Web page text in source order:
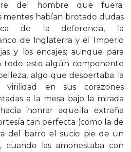
del hombre que fuera;
mentes habían brotado dudas
de la deferencia, la
de Inglaterra y el Imperio
y los encajes; aunque para
todo esto algún componente
algo que despertaba la
en sus corazones
a la mesa bajo la mirada
honrar aquella extraña
tan perfecta (como la de
del barro el sucio pie de un
cuando las amonestaba con